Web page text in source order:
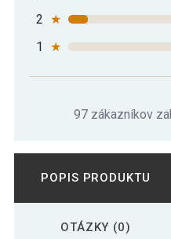
2 ★
1
★
97 zákazníkov
POPIS PRODUKTU
OTÁZKY (0)